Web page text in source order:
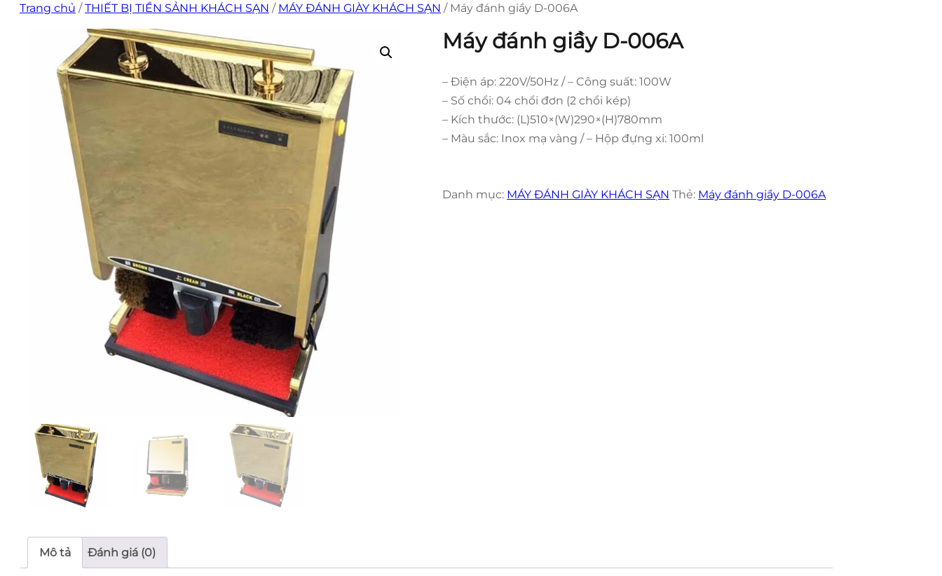
Trang chủ /THIẾT BỊ TIỀN SẢNH KHÁCH SẠN / MÁY ĐÁNH GIÀY KHÁCH SẠN / Máy đánh giầy D-006A
Máy đánh giầy D-006A
– Điện áp: 220V/50Hz / – Công suất: 100W
– Số chổi: 04 chổi đơn (2 chổi kép)
– Kích thước: (L)510×(W)290×(H)780mm
– Màu sắc: Inox mạ vàng / – Hộp đựng xi: 100ml
Danh mục: MÁY ĐÁNH GIÀY KHÁCH SẠN Thẻ: Máy đánh giầy D-006A
Mô tả Đánh giá (0)